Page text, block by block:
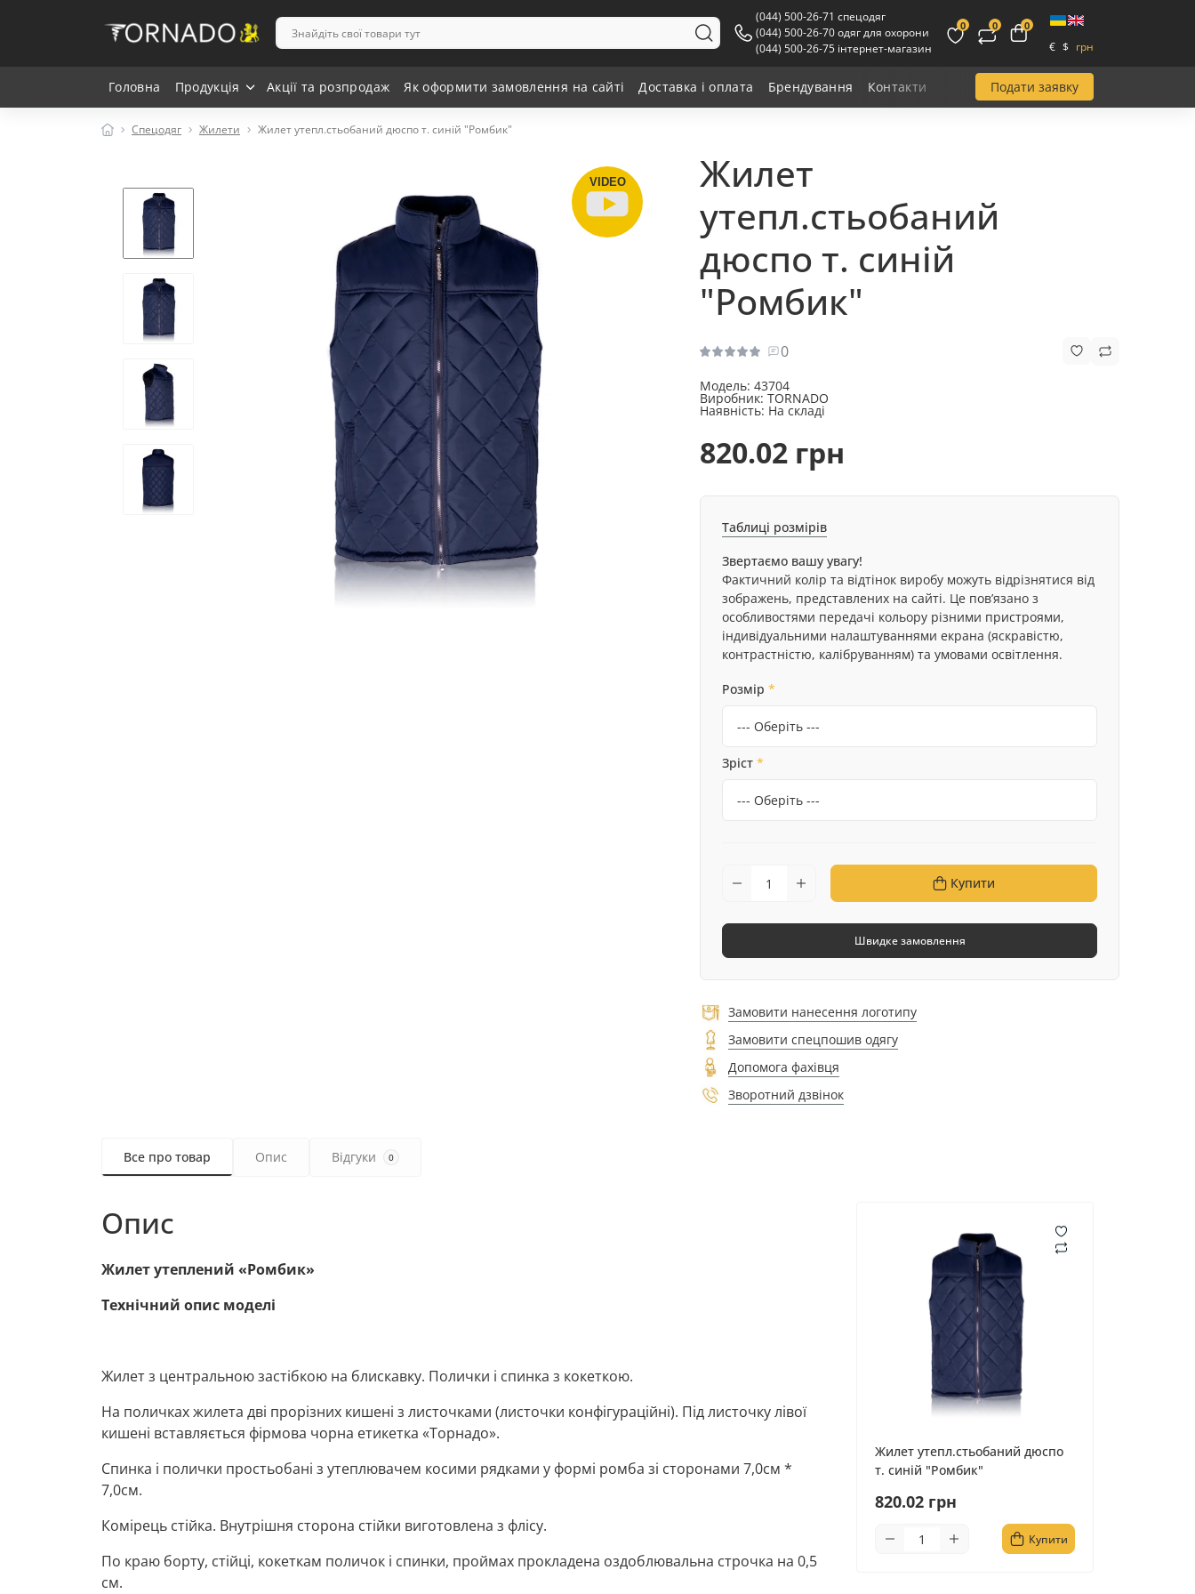
(044) 500-26-71 спецодяг
(044) 500-26-70 одяг для охорони
(044) 500-26-75 інтернет-магазин
0 0 0
€ $ грн
Головна Продукція Акції та розпродаж Як оформити замовлення на сайті Доставка і оплата Брендування Контакти Подати заявку
Спецодяг Жилети Жилет утепл.стьобаний дюспо т. синій "Ромбик"
VIDEO
Жилет
утепл.стьобаний
дюспо т. синій
"Ромбик"
0
Модель: 43704
Виробник: TORNADO
Наявність: На складі
820.02 грн
Таблиці розмірів
Звертаємо вашу увагу!
Фактичний колір та відтінок виробу можуть відрізнятися від
зображень, представлених на сайті. Це пов’язано з
особливостями передачі кольору різними пристроями,
індивідуальними налаштуваннями екрана (яскравістю,
контрастністю, калібруванням) та умовами освітлення.
Розмір *
Зріст *
Купити
Швидке замовлення
Замовити нанесення логотипу
Замовити спецпошив одягу
Допомога фахівця
Зворотний дзвінок
Все про товар Опис Відгуки 0
Жилет утепл.стьобаний дюспо
т. синій "Ромбик"
820.02 грн
Купити
Опис
Жилет утеплений «Ромбик»
Технічний опис моделі
Жилет з центральною застібкою на блискавку. Полички і спинка з кокеткою.
На поличках жилета дві прорізних кишені з листочками (листочки конфігураційні). Під листочку лівої
кишені вставляється фірмова чорна етикетка «Торнадо».
Спинка і полички простьобані з утеплювачем косими рядками у формі ромба зі сторонами 7,0см *
7,0см.
Комірець стійка. Внутрішня сторона стійки виготовлена ​​з флісу.
По краю борту, стійці, кокеткам поличок і спинки, проймах прокладена оздоблювальна строчка на 0,5
см.